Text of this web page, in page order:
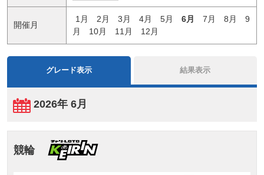
開催月
1月 2月 3月 4月 5月 6月 7月 8月
9
月
10月 11月 12月
グレード表示 結果表示
2026年 6月
競輪